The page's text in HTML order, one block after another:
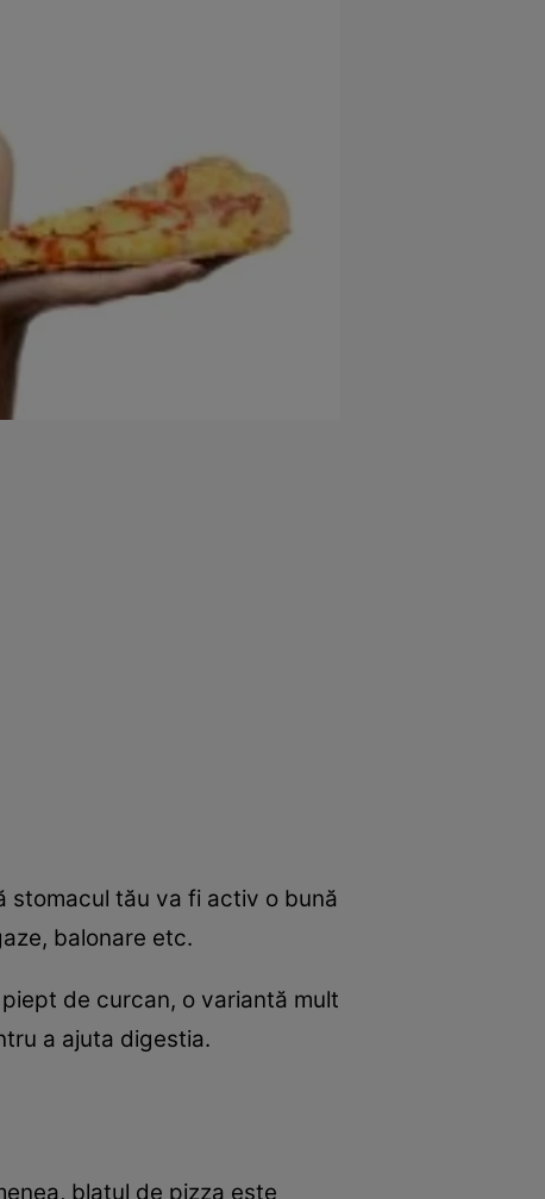
stomacul tău va fi activ o bună
balonare etc.
de curcan, o variantă mult
a ajuta digestia.
blatul de pizza este